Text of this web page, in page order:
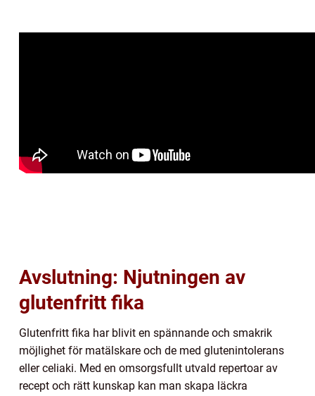
Avslutning: Njutningen av
glutenfritt fika
Glutenfritt fika har blivit en spännande och smakrik
möjlighet för matälskare och de med glutenintolerans
eller celiaki. Med en omsorgsfullt utvald repertoar av
recept och rätt kunskap kan man skapa läckra